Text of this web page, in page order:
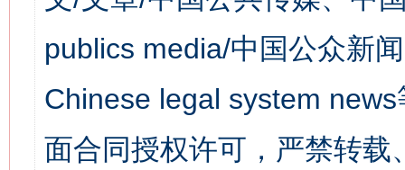
publics media/中国公众新
Chinese legal system
面合同授权许可，严禁转